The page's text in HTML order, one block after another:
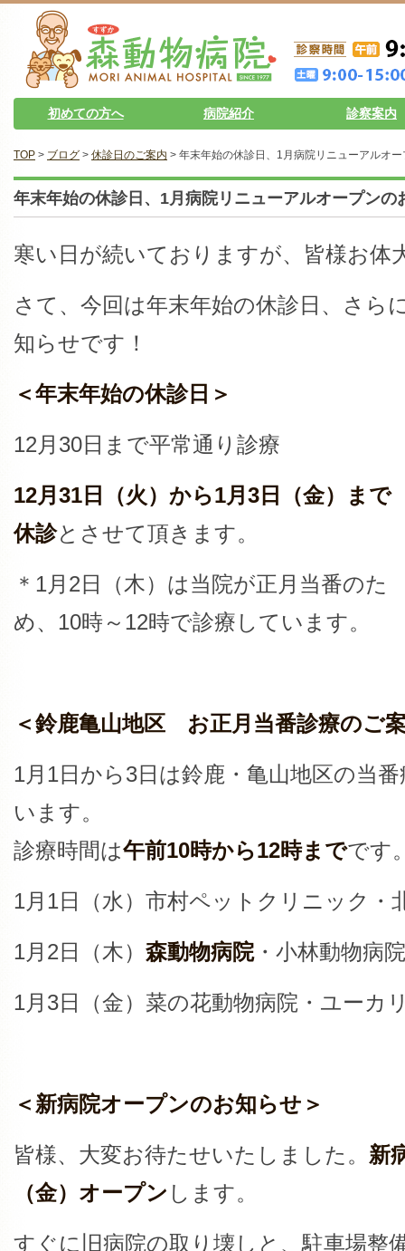
初めての方へ 病院紹介 診察案内
TOP > ブログ > 休診日のご案内 > 年末年始の休診日、1月病院リニューアルオ
年末年始の休診日、1月病院リニューアルオープンの
寒い日が続いておりますが、皆様お体
さて、今回は年末年始の休診日、さら
知らせです！
＜年末年始の休診日＞
12月30日まで平常通り診療
12月31日（火）から1月3日（金）まで
休診とさせて頂きます。
＊1月2日（木）は当院が正月当番のた
め、10時～12時で診療しています。
＜鈴鹿亀山地区 お正月当番診療のご
1月1日から3日は鈴鹿・亀山地区の当
います。
診療時間は午前10時から12時までです
1月1日（水）市村ペットクリニック・
1月2日（木） 森動物病院・小林動物病院
1月3日（金）菜の花動物病院・ユーカ
＜新病院オープンのお知らせ＞
皆様、大変お待たせいたしました。 新
（金）オープン します。
すぐに旧病院の取り壊しと、駐車場整